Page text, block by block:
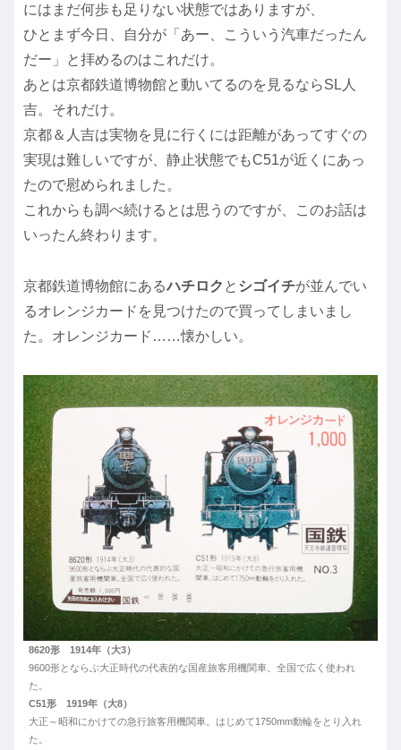
にはまだ何歩も足りない状態ではありますが、
ひとまず今日、自分が「あー、こういう汽車だったん
だー」と拝めるのはこれだけ。
あとは京都鉄道博物館と動いてるのを見るならSL人
吉。それだけ。
京都＆人吉は実物を見に行くには距離があってすぐの
実現は難しいですが、静止状態でもC51が近くにあっ
たので慰められました。
これからも調べ続けるとは思うのですが、このお話は
いったん終わります。
京都鉄道博物館にあるハチロク と シゴイチが並んでい
るオレンジカードを見つけたので買ってしまいまし
た。オレンジカード……懐かしい。
8620形 1914年（大3）
9600形とならぶ大正時代の代表的な国産旅客用機関車。全国で広く使われ
た。
C51形 1919年（大8）
大正～昭和にかけての急行旅客用機関車。はじめて1750mm動輪をとり入れ
た。